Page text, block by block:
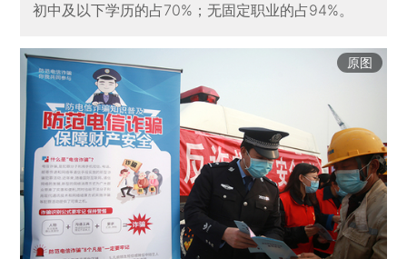
初中及以下学历的占70%；无固定职业的占94%。
原图